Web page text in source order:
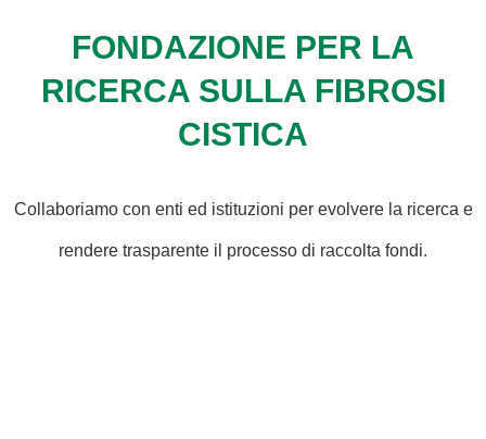
FONDAZIONE PER LA
RICERCA SULLA FIBROSI
CISTICA
Collaboriamo con enti ed istituzioni per evolvere la ricerca e
rendere trasparente il processo di raccolta fondi.